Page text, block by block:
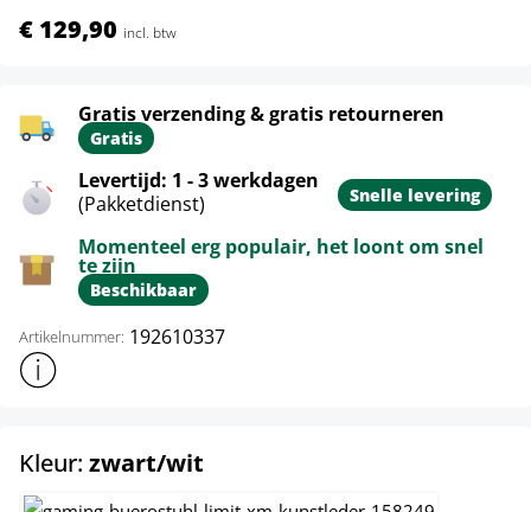
€ 129,90 incl. btw
Gratis verzending & gratis retourneren
Gratis
Levertijd: 1 - 3 werkdagen
(Pakketdienst)
Snelle levering
Momenteel erg populair, het loont om snel
te zijn
Beschikbaar
Artikelnummer: 192610337
Toon meer productinformatie
Kleur: zwart/wit